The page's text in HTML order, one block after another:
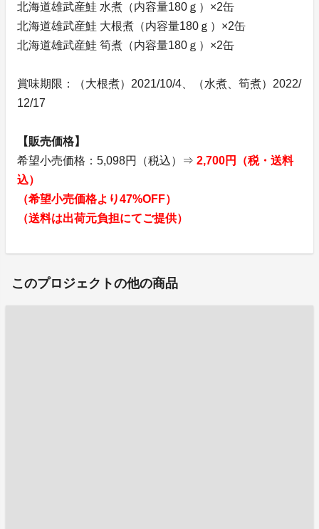
北海道雄武産鮭 水煮（内容量180ｇ）×2缶
北海道雄武産鮭 大根煮（内容量180ｇ）×2缶
北海道雄武産鮭 筍煮（内容量180ｇ）×2缶
賞味期限：（大根煮）2021/10/4、（水煮、筍煮）2022/
12/17
【販売価格】
希望小売価格：5,098円（税込）⇒ 2,700円（税・送料
込）
（希望小売価格より47%OFF）
（送料は出荷元負担にてご提供）
このプロジェクトの他の商品